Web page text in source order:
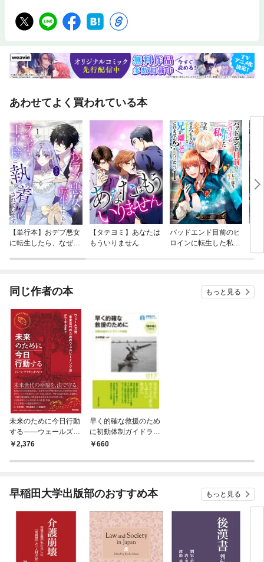
あわせてよく買われている本
【単行本】おデブ悪女
に転生したら、なぜか
【タテヨミ】あなたは
もういりません
バッドエンド目前のヒ
ロインに転生した私、
同じ作者の本 もっと見る
未来のために今日行動
する――ウェールズ発
「未来世代のためのウ
できるまで
2,376
早く的確な救援のため
に初動体制ガイドライ
ンの提案
660
早稲田大学出版部のおすすめ本 もっと見る